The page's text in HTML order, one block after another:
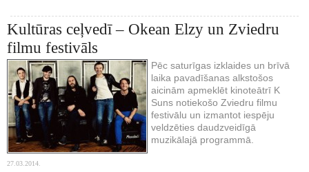
Kultūras ceļvedī – Okean Elzy un Zviedru
filmu festivāls
Pēc saturīgas izklaides un brīvā
laika pavadīšanas alkstošos
aicinām apmeklēt kinoteātrī K
Suns notiekošo Zviedru filmu
festivālu un izmantot iespēju
veldzēties daudzveidīgā
muzikālajā programmā.
27.03.2014.